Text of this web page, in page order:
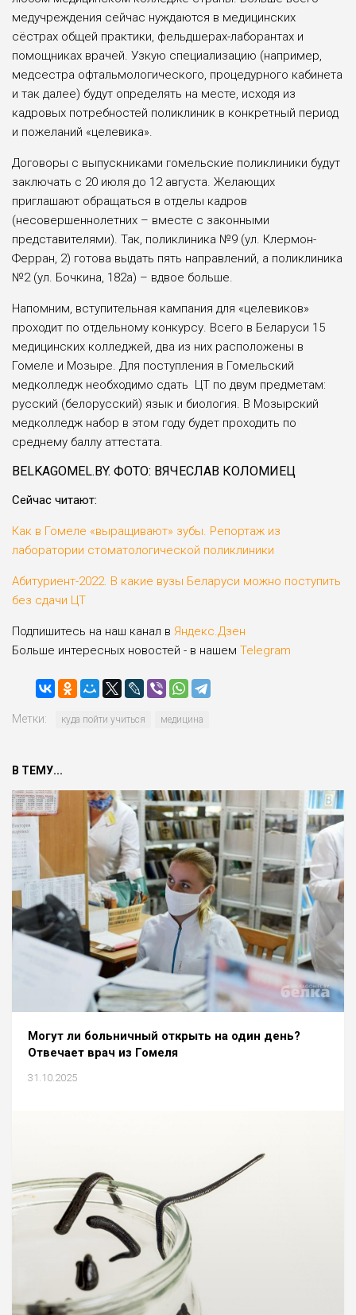
медучреждения сейчас нуждаются в медицинских
сёстрах общей практики, фельдшерах-лаборантах и
помощниках врачей. Узкую специализацию (например,
медсестра офтальмологического, процедурного кабинета
и так далее) будут определять на месте, исходя из
кадровых потребностей поликлиник в конкретный период
и пожеланий «целевика».
Договоры с выпускниками гомельские поликлиники будут
заключать с 20 июля до 12 августа. Желающих
приглашают обращаться в отделы кадров
(несовершеннолетних – вместе с законными
представителями). Так, поликлиника №9 (ул. Клермон-
Ферран, 2) готова выдать пять направлений, а поликлиника
№2 (ул. Бочкина, 182а) – вдвое больше.
Напомним, вступительная кампания для «целевиков»
проходит по отдельному конкурсу. Всего в Беларуси 15
медицинских колледжей, два из них расположены в
Гомеле и Мозыре. Для поступления в Гомельский
медколледж необходимо сдать ЦТ по двум предметам:
русский (белорусский) язык и биология. В Мозырский
медколледж набор в этом году будет проходить по
среднему баллу аттестата.
BELKAGOMEL.BY. ФОТО: ВЯЧЕСЛАВ КОЛОМИЕЦ
Сейчас читают:
Как в Гомеле «выращивают» зубы. Репортаж из
лаборатории стоматологической поликлиники
Абитуриент-2022. В какие вузы Беларуси можно поступить
без сдачи ЦТ
Подпишитесь на наш канал в Яндекс.Дзен
Больше интересных новостей - в нашем Telegram
Метки: куда пойти учиться медицина
В ТЕМУ...
Могут ли больничный открыть на один день?
Отвечает врач из Гомеля
31.10.2025